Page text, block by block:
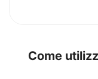
Come